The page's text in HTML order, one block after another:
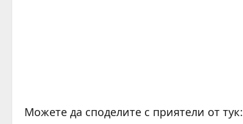
Можете да споделите с приятели от тук: